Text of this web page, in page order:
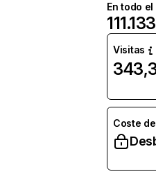
En todo
111.133
Visitas
Coste